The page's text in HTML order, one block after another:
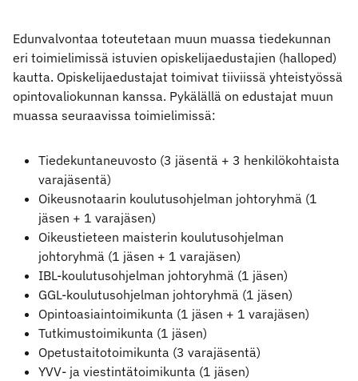
Edunvalvontaa toteutetaan muun muassa tiedekunnan
eri toimielimissä istuvien opiskelijaedustajien (halloped)
kautta. Opiskelijaedustajat toimivat tiiviissä yhteistyössä
opintovaliokunnan kanssa. Pykälällä on edustajat muun
muassa seuraavissa toimielimissä:
Tiedekuntaneuvosto (3 jäsentä + 3 henkilökohtaista
varajäsentä)
Oikeusnotaarin koulutusohjelman johtoryhmä (1
jäsen + 1 varajäsen)
Oikeustieteen maisterin koulutusohjelman
johtoryhmä (1 jäsen + 1 varajäsen)
IBL-koulutusohjelman johtoryhmä (1 jäsen)
GGL-koulutusohjelman johtoryhmä (1 jäsen)
Opintoasiaintoimikunta (1 jäsen + 1 varajäsen)
Tutkimustoimikunta (1 jäsen)
Opetustaitotoimikunta (3 varajäsentä)
YVV- ja viestintätoimikunta (1 jäsen)